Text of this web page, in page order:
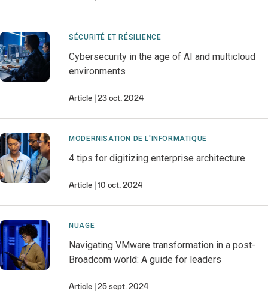
SÉCURITÉ ET RÉSILIENCE
Cybersecurity in the age of AI and multicloud
environments
Article 23 oct. 2024
MODERNISATION DE L'INFORMATIQUE
4 tips for digitizing enterprise architecture
Article 10 oct. 2024
NUAGE
Navigating VMware transformation in a post-
Broadcom world: A guide for leaders
Article 25 sept. 2024